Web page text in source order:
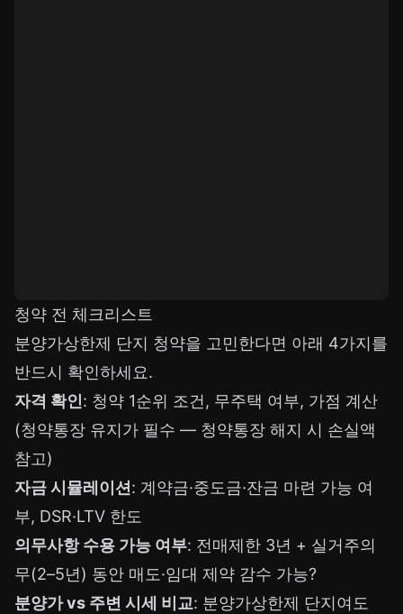
청약 전 체크리스트
분양가상한제 단지 청약을 고민한다면 아래 4가지를
반드시 확인하세요.
자격 확인: 청약 1순위 조건, 무주택 여부, 가점 계산
(청약통장 유지가 필수 — 청약통장 해지 시 손실액
참고)
자금 시뮬레이션: 계약금·중도금·잔금 마련 가능 여
부, DSR·LTV 한도
의무사항 수용 가능 여부: 전매제한 3년 + 실거주의
무(2–5년) 동안 매도·임대 제약 감수 가능?
분양가 vs 주변 시세 비교: 분양가상한제 단지여도